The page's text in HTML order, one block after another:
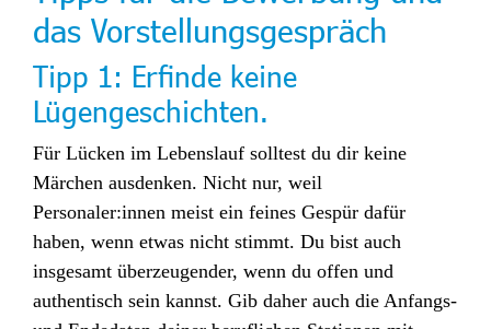
das Vorstellungsgespräch
Tipp 1: Erfinde keine
Lügengeschichten.
Für Lücken im Lebenslauf solltest du dir keine
Märchen ausdenken. Nicht nur, weil
Personaler:innen meist ein feines Gespür dafür
haben, wenn etwas nicht stimmt. Du bist auch
insgesamt überzeugender, wenn du offen und
authentisch sein kannst. Gib daher auch die Anfangs-